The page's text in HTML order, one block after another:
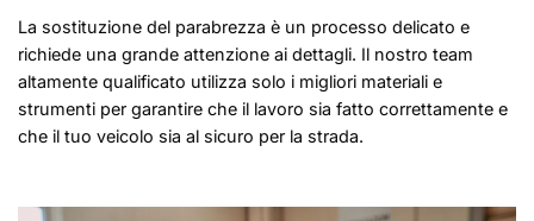
La sostituzione del parabrezza è un processo delicato e
richiede una grande attenzione ai dettagli. Il nostro team
altamente qualificato utilizza solo i migliori materiali e
strumenti per garantire che il lavoro sia fatto correttamente e
che il tuo veicolo sia al sicuro per la strada.